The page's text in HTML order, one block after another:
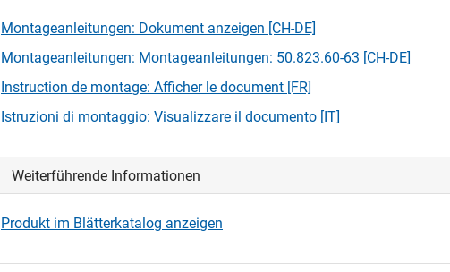
Einloggen
Montageanleitungen: Dokument anzeigen [CH-DE]
Montageanleitungen: Montageanleitungen: 50.823.60-63 [CH-DE]
Instruction de montage: Afficher le document [FR]
Istruzioni di montaggio: Visualizzare il documento [IT]
Weiterführende Informationen
Produkt im Blätterkatalog anzeigen